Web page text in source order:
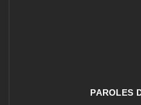
PAROLES